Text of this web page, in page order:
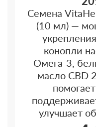
Семена
(10 мл) —
конопли
Омега-3,
масло CBD
улучшает